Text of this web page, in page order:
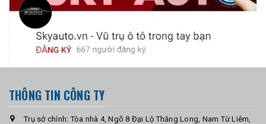
THÔNG TIN CÔNG TY
Trụ sở chính: Tòa nhà 4, Ngõ 8 Đại Lộ Thăng Long, Nam Từ Liêm,